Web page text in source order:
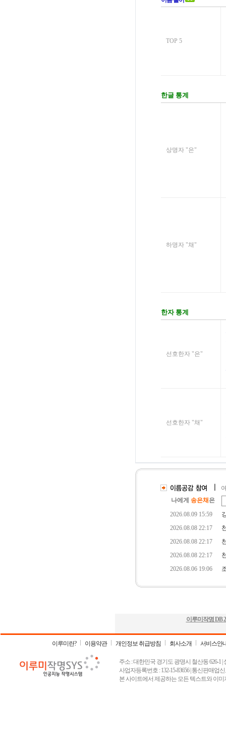
이루미작명 DB
이루미란? 이용약관 개인정보 취급방침 회사소개 서비스안
주소 : 대한민국 경기도 광명시 철산동 626-1 |
사업자등록번호 : 132-15-83656 | 통신판매업
본 사이트에서 제공하는 모든 텍스트와 이